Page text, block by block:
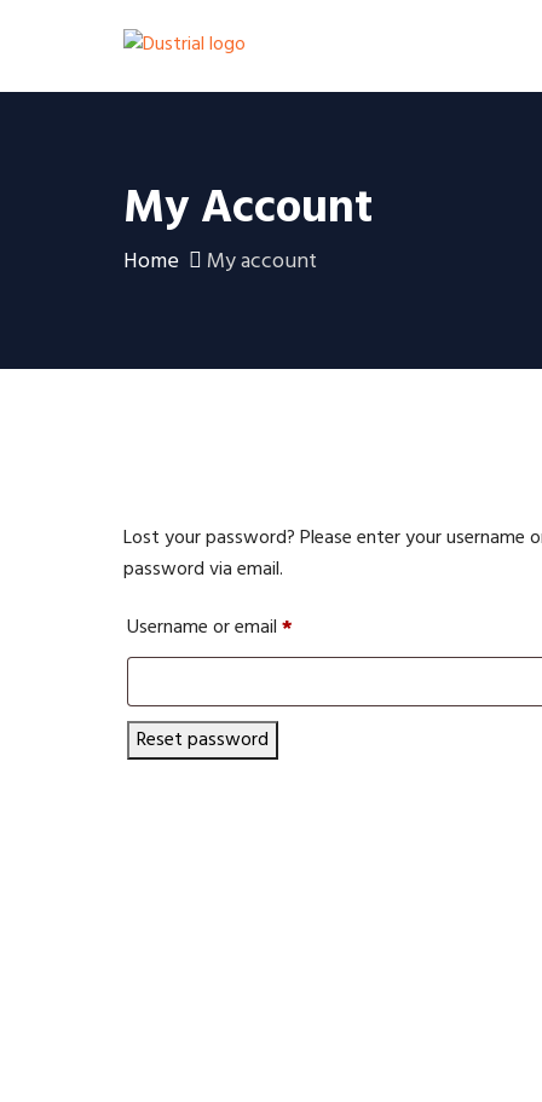
My Account
Home My account
Lost your password? Please enter your username
password via email.
Username or email*
Reset password